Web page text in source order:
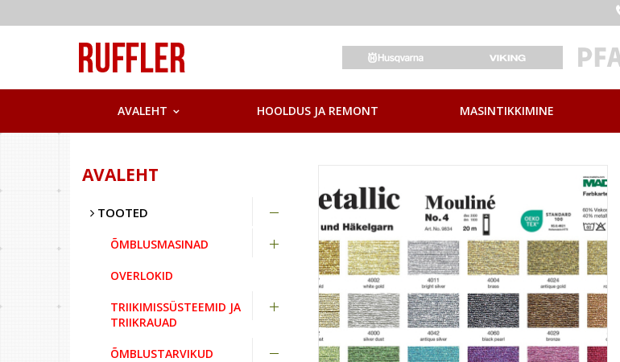
AVALEHT HOOLDUS JA REMONT MASINTIKKIMINE
AVALEHT
TOOTED
ÕMBLUSMASINAD
OVERLOKID
TRIIKIMISSÜSTEEMID JA
TRIIKRAUAD
ÕMBLUSTARVIKUD